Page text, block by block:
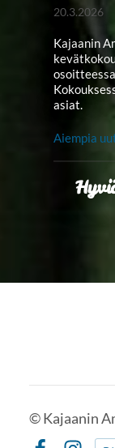
20.3.2026
Kajaanin
asiat.
Aiempia
©Kajaanin